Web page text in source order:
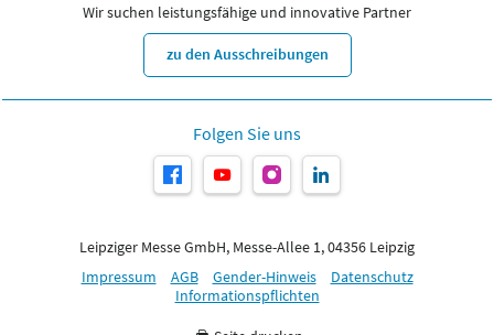
Wir suchen leistungsfähige und innovative Partner
zu den Ausschreibungen
Folgen Sie uns
Leipziger Messe GmbH, Messe-Allee 1, 04356 Leipzig
Impressum
AGB Gender-Hinweis
Datenschutz
Informationspflichten